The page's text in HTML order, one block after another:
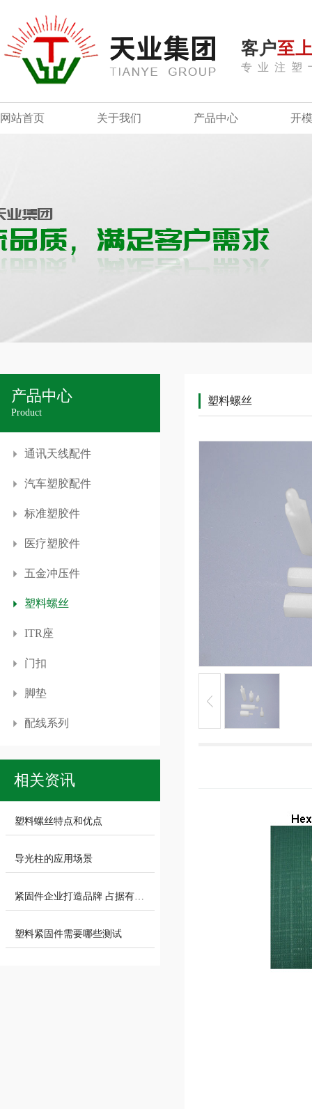
客户至
专业注塑
网站首页 关于我们 产品中心 开
产品中心
Product
通讯天线配件
汽车塑胶配件
标准塑胶件
医疗塑胶件
五金冲压件
塑料螺丝
ITR座
门扣
脚垫
配线系列
相关资讯
塑料螺丝特点和优点
导光柱的应用场景
紧固件企业打造品牌 占据有利的市
塑料紧固件需要哪些测试
塑料螺丝